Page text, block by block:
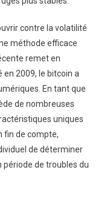
contre la volatilité
méthode efficace
remet en
en 2009, le bitcoin a
En tant que
de nombreuses
uniques
fin de compte,
de déterminer
période de troubles du